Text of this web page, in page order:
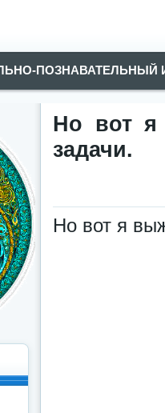
Но вот я
задачи.
Но вот я